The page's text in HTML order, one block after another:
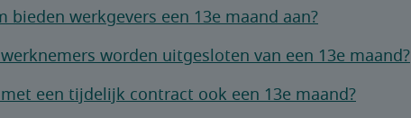
bieden werkgevers een 13e maand aan?
worden uitgesloten van een 13e maand?
een tijdelijk contract ook een 13e maand?